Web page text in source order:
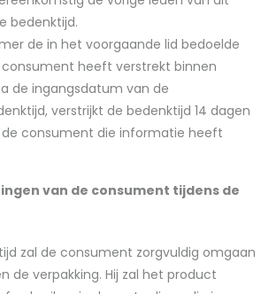
bedenktijd.
de in het voorgaande lid bedoelde
heeft verstrekt binnen
de ingangsdatum van de
verstrijkt de bedenktijd 14 dagen
consument die informatie heeft
van de consument tijdens de
zal de consument zorgvuldig omgaan
de verpakking. Hij zal het product